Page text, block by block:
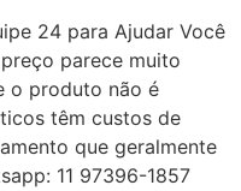
24 para Ajudar Você
parece muito
o produto não é
têm custos de
que geralmente
11 97396-1857
(1999997****